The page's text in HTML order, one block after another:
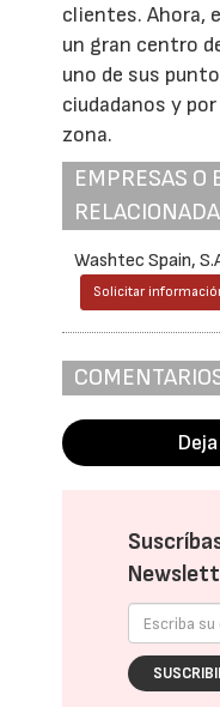
clientes. Ahora,
un gran centro
uno de sus
ciudadanos y
zona.
EMPRESAS O
Washtec Spain,
Solicitar